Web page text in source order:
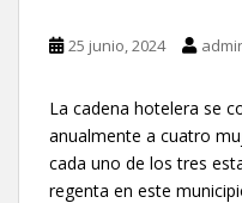
25 junio, 2024
La cadena hotelera se
anualmente a cuatro
cada uno de los tres
regenta en este